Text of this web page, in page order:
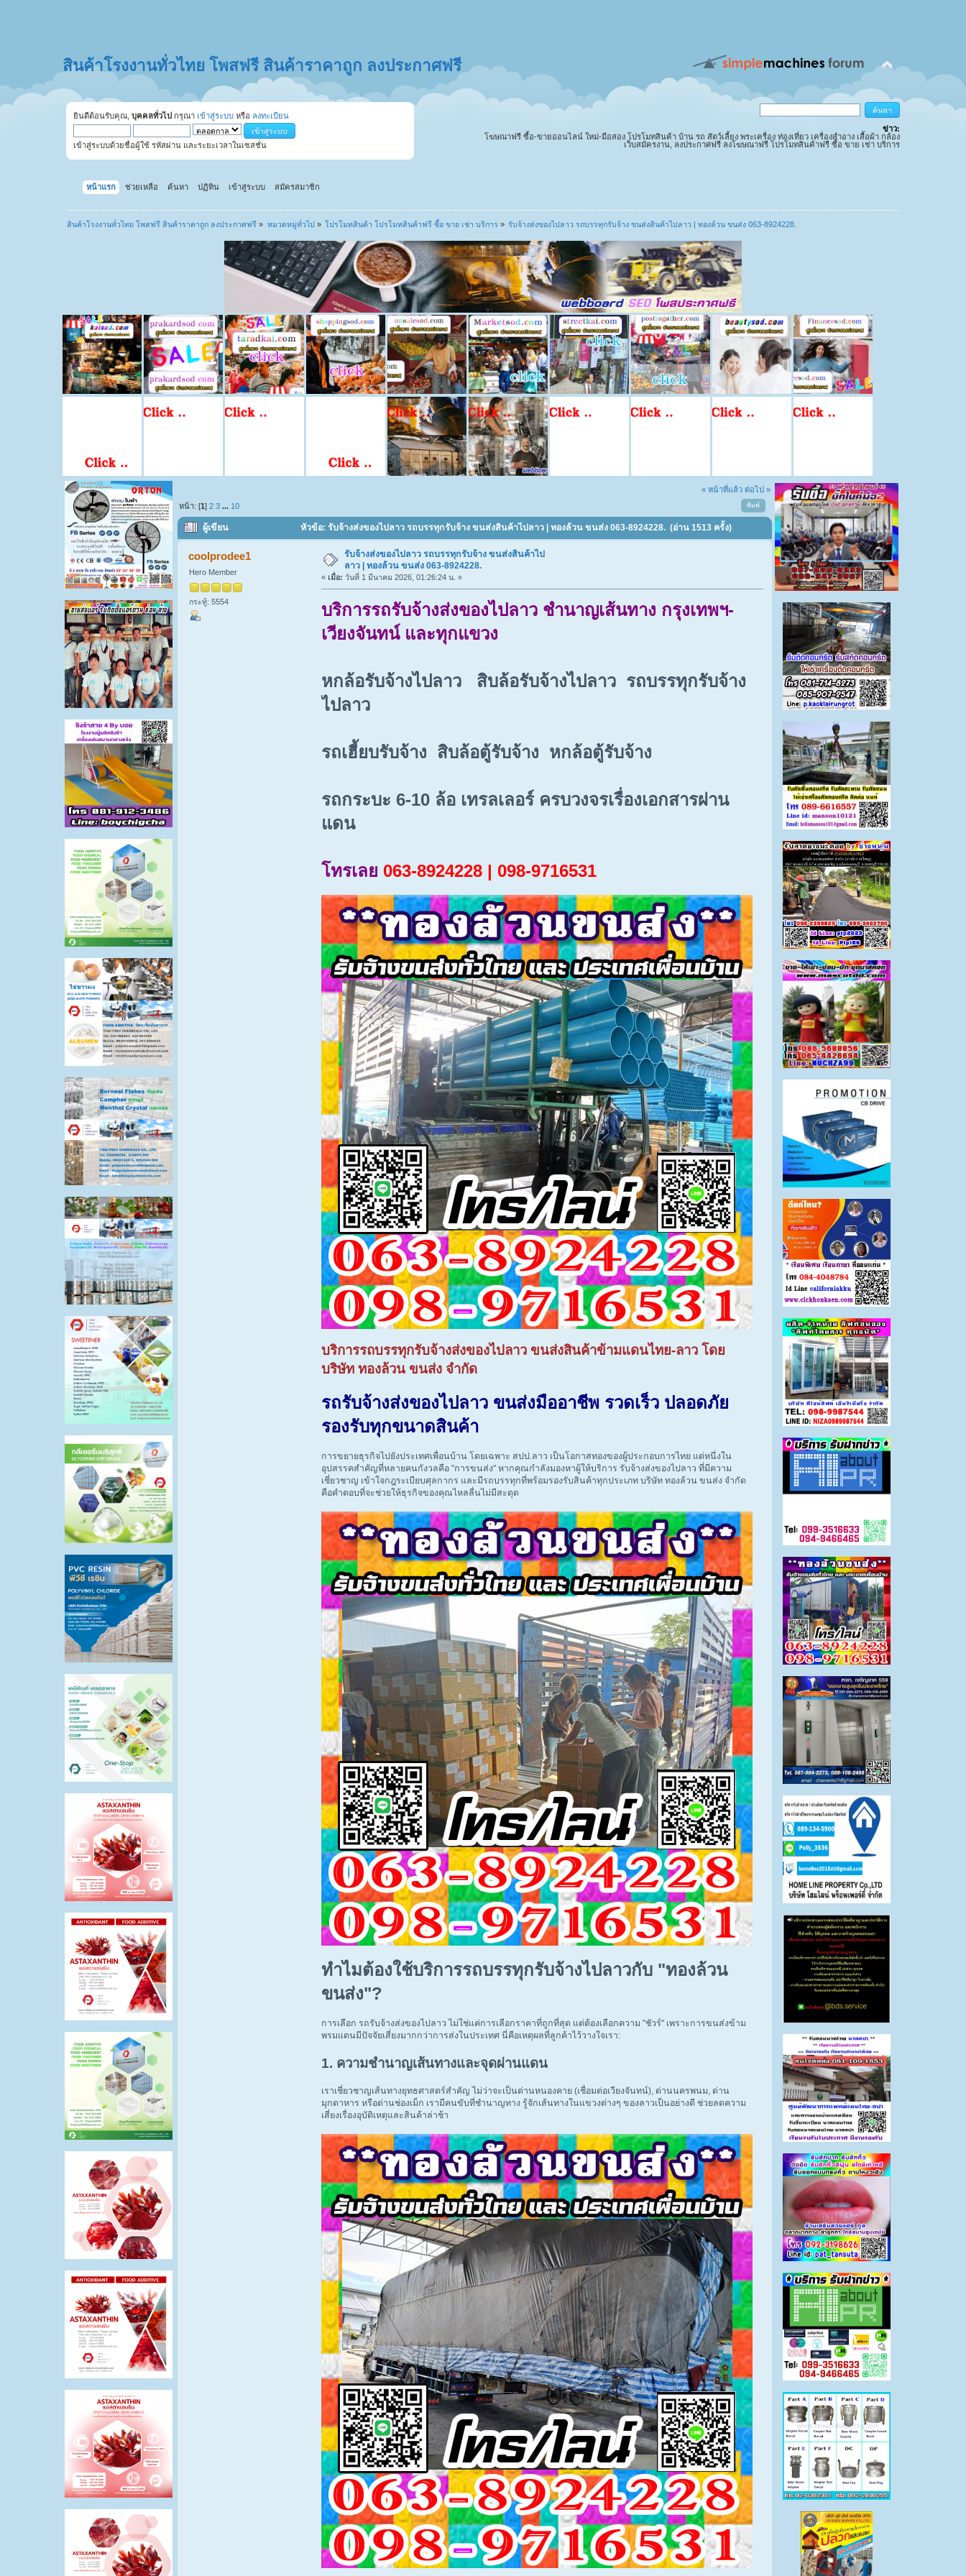
สินค้าโรงงานทั่วไทย โพสฟรี สินค้าราคาถูก ลงประกาศฟรี
ยินดีต้อนรับคุณ,บุคคลทั่วไป กรุณา เข้าสู่ระบบ หรือ ลงทะเบียน
เข้าสู่ระบบด้วยชื่อผู้ใช้ รหัสผ่าน และระยะเวลาในเซสชั่น
ข่าว:
โฆษณาฟรี ซื้อ-ขายออนไลน์ ใหม่-มือสอง โปรโมทสินค้า บ้าน รถ สัตว์เลี้ยง พระเครื่อง ท่องเที่ยว เครื่องสำอาง เสื้อผ้า กล้อง
เว็บสมัครงาน, ลงประกาศฟรี ลงโฆษณาฟรี โปรโมทสินค้าฟรี ซื้อ ขาย เช่า บริการ
หน้าแรก ช่วยเหลือ ค้นหา ปฏิทิน เข้าสู่ระบบ สมัครสมาชิก
สินค้าโรงงานทั่วไทย โพสฟรี สินค้าราคาถูก ลงประกาศฟรี » หมวดหมู่ทั่วไป » โปรโมทสินค้า โปรโมทสินค้าฟรี ซื้อ ขาย เช่า บริการ » รับจ้างส่งของไปลาว รถบรรทุกรับจ้าง ขนส่งสินค้าไปลาว | ทองล้วน ขนส่ง 063-8924228.
« หน้าที่แล้ว ต่อไป »
พิมพ์
หน้า: [1]2 3 ... 10
ผู้เขียน หัวข้อ: รับจ้างส่งของไปลาว รถบรรทุกรับจ้าง ขนส่งสินค้าไปลาว | ทองล้วน ขนส่ง 063-8924228. (อ่าน 1513 ครั้ง)
coolprodee1
Hero Member
กระทู้: 5554
รับจ้างส่งของไปลาว รถบรรทุกรับจ้าง ขนส่งสินค้าไป
ลาว | ทองล้วน ขนส่ง 063-8924228.
« เมื่อ: วันที่ 1 มีนาคม 2026, 01:26:24 น. »
บริการรถรับจ้างส่งของไปลาว ชำนาญเส้นทาง กรุงเทพฯ-
เวียงจันทน์ และทุกแขวง
หกล้อรับจ้างไปลาว สิบล้อรับจ้างไปลาว รถบรรทุกรับจ้าง
ไปลาว
รถเฮี้ยบรับจ้าง สิบล้อตู้รับจ้าง หกล้อตู้รับจ้าง
รถกระบะ 6-10 ล้อ เทรลเลอร์ ครบวงจรเรื่องเอกสารผ่าน
แดน
โทรเลย 063-8924228 | 098-9716531
บริการรถบรรทุกรับจ้างส่งของไปลาว ขนส่งสินค้าข้ามแดนไทย-ลาว โดย
บริษัท ทองล้วน ขนส่ง จำกัด
รถรับจ้างส่งของไปลาว ขนส่งมืออาชีพ รวดเร็ว ปลอดภัย
รองรับทุกขนาดสินค้า
การขยายธุรกิจไปยังประเทศเพื่อนบ้าน โดยเฉพาะ สปป.ลาว เป็นโอกาสทองของผู้ประกอบการไทย แต่หนึ่งใน
อุปสรรคสำคัญที่หลายคนกังวลคือ "การขนส่ง" หากคุณกำลังมองหาผู้ให้บริการ รับจ้างส่งของไปลาว ที่มีความ
เชี่ยวชาญ เข้าใจกฎระเบียบศุลกากร และมีรถบรรทุกที่พร้อมรองรับสินค้าทุกประเภท บริษัท ทองล้วน ขนส่ง จำกัด
คือคำตอบที่จะช่วยให้ธุรกิจของคุณไหลลื่นไม่มีสะดุด
ทำไมต้องใช้บริการรถบรรทุกรับจ้างไปลาวกับ "ทองล้วน
ขนส่ง"?
การเลือก รถรับจ้างส่งของไปลาว ไม่ใช่แค่การเลือกราคาที่ถูกที่สุด แต่ต้องเลือกความ "ชัวร์" เพราะการขนส่งข้าม
พรมแดนมีปัจจัยเสี่ยงมากกว่าการส่งในประเทศ นี่คือเหตุผลที่ลูกค้าไว้วางใจเรา:
1. ความชำนาญเส้นทางและจุดผ่านแดน
เราเชี่ยวชาญเส้นทางยุทธศาสตร์สำคัญ ไม่ว่าจะเป็นด่านหนองคาย (เชื่อมต่อเวียงจันทน์), ด่านนครพนม, ด่าน
มุกดาหาร หรือด่านช่องเม็ก เรามีคนขับที่ชำนาญทาง รู้จักเส้นทางในแขวงต่างๆ ของลาวเป็นอย่างดี ช่วยลดความ
เสี่ยงเรื่องอุบัติเหตุและสินค้าล่าช้า